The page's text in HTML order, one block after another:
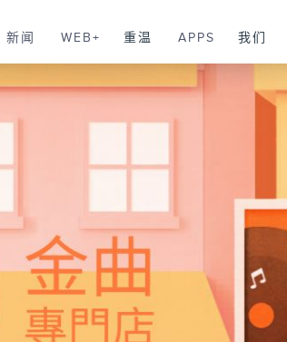
新闻 WEB+ 重温 APPS 我们